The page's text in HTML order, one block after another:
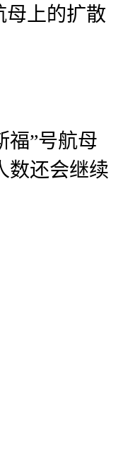
母上的扩散
福”号航母
数还会继续